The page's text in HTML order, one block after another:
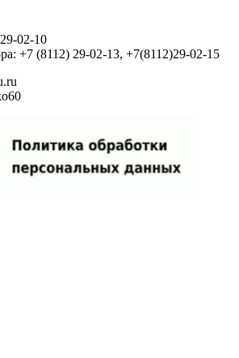
02-10
+7 (8112) 29-02-13, +7(8112)29-02-15